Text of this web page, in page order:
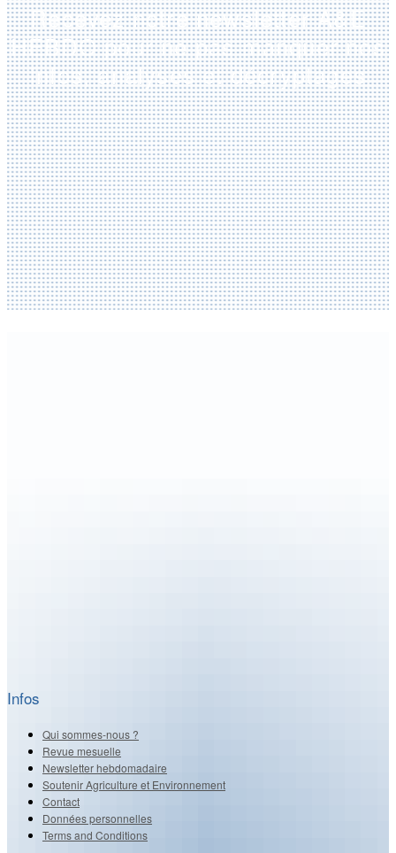
Recevez notre newsletter A&E
HEBDO pour ne pas manquer nos
infos, analyses et décryptages
Infos
Qui sommes-nous ?
Revue mesuelle
Newsletter hebdomadaire
Soutenir Agriculture et Environnement
Contact
Données personnelles
Terms and Conditions